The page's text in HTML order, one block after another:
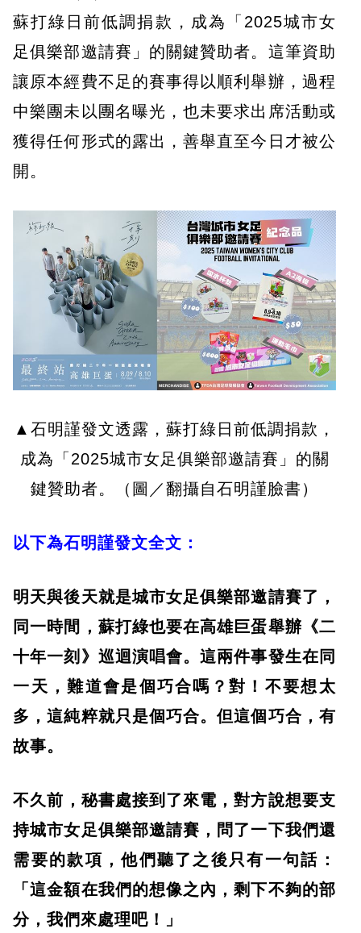
蘇打綠日前低調捐款，成為「2025城市女
足俱樂部邀請賽」的關鍵贊助者。這筆資助
讓原本經費不足的賽事得以順利舉辦，過程
中樂團未以團名曝光，也未要求出席活動或
獲得任何形式的露出，善舉直至今日才被公
開。
▲石明謹發文透露，蘇打綠日前低調捐款，
成為「2025城市女足俱樂部邀請賽」的關
鍵贊助者。（圖／翻攝自石明謹臉書）
以下為石明謹發文全文：
明天與後天就是城市女足俱樂部邀請賽了，
同一時間，蘇打綠也要在高雄巨蛋舉辦《二
十年一刻》巡迴演唱會。這兩件事發生在同
一天，難道會是個巧合嗎？對！不要想太
多，這純粹就只是個巧合。但這個巧合，有
故事。
​不久前，秘書處接到了來電，對方說想要支
持城市女足俱樂部邀請賽，問了一下我們還
需要的款項，他們聽了之後只有一句話：
「這金額在我們的想像之內，剩下不夠的部
分，我們來處理吧！」